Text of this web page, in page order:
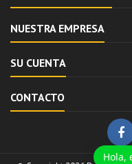
NUESTRA EMPRESA
SU CUENTA
CONTACTO
Hola,